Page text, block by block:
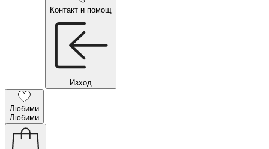
Контакт и помощ
Изход
Любими
Любими